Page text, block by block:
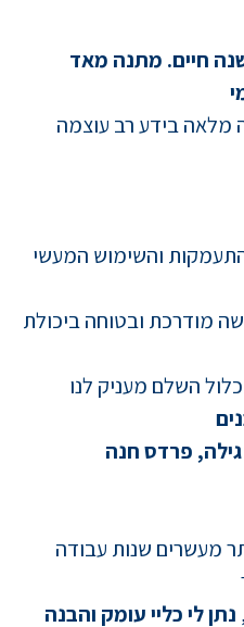
חיים. מתנה מאד
מלאה בידע רב עוצמה
והשימוש המעשי
מודרכת ובטוחה ביכולת
השלם מעניק לנו
גילה, פרדס חנה
מעשרים שנות עבודה
נתן לי כליי עומק והבנה